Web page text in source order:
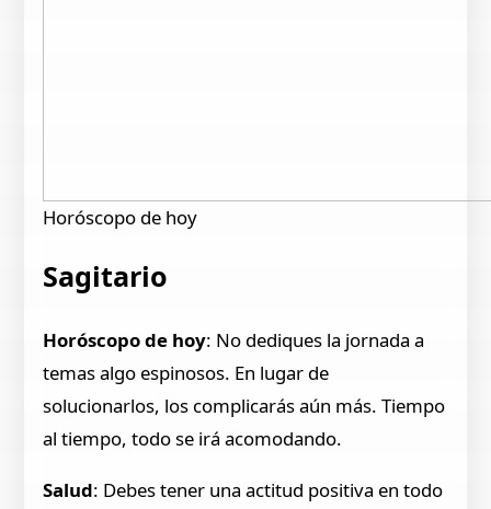
Horóscopo de hoy
Sagitario
Horóscopo de hoy: No dediques la jornada a
temas algo espinosos. En lugar de
solucionarlos, los complicarás aún más. Tiempo
al tiempo, todo se irá acomodando.
Salud: Debes tener una actitud positiva en todo